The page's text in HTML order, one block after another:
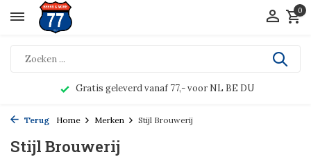
0
Gratis geleverd vanaf 77,- voor NL BE DU
Terug Home Merken Stijl Brouwerij
Stijl Brouwerij